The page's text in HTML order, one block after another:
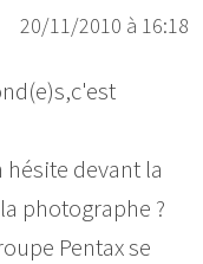
20/11/2010 à 16:18
devant la
photographe ?
Pentax se